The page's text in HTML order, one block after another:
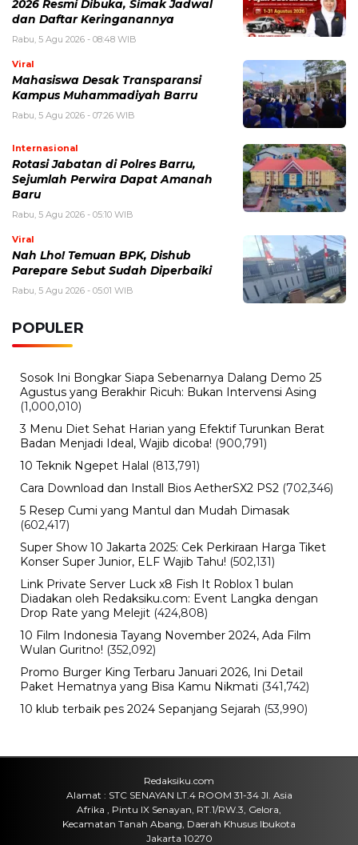
2026 Resmi Dibuka, Simak Jadwal
dan Daftar Keringanannya
Rabu, 5 Agu 2026 - 08:48 WIB
Viral
Mahasiswa Desak Transparansi
Kampus Muhammadiyah Barru
Rabu, 5 Agu 2026 - 07:26 WIB
Internasional
Rotasi Jabatan di Polres Barru,
Sejumlah Perwira Dapat Amanah
Baru
Rabu, 5 Agu 2026 - 05:10 WIB
Viral
Nah Lho! Temuan BPK, Dishub
Parepare Sebut Sudah Diperbaiki
Rabu, 5 Agu 2026 - 05:01 WIB
POPULER
Sosok Ini Bongkar Siapa Sebenarnya Dalang Demo 25
Agustus yang Berakhir Ricuh: Bukan Intervensi Asing
(1,000,010)
3 Menu Diet Sehat Harian yang Efektif Turunkan Berat
Badan Menjadi Ideal, Wajib dicoba! (900,791)
10 Teknik Ngepet Halal (813,791)
Cara Download dan Install Bios AetherSX2 PS2 (702,346)
5 Resep Cumi yang Mantul dan Mudah Dimasak
(602,417)
Super Show 10 Jakarta 2025: Cek Perkiraan Harga Tiket
Konser Super Junior, ELF Wajib Tahu! (502,131)
Link Private Server Luck x8 Fish It Roblox 1 bulan
Diadakan oleh Redaksiku.com: Event Langka dengan
Drop Rate yang Melejit (424,808)
10 Film Indonesia Tayang November 2024, Ada Film
Wulan Guritno! (352,092)
Promo Burger King Terbaru Januari 2026, Ini Detail
Paket Hematnya yang Bisa Kamu Nikmati (341,742)
10 klub terbaik pes 2024 Sepanjang Sejarah (53,990)
Redaksiku.com
Alamat : STC SENAYAN LT.4 ROOM 31-34 Jl. Asia
Afrika , Pintu IX Senayan, RT.1/RW.3, Gelora,
Kecamatan Tanah Abang, Daerah Khusus Ibukota
Jakarta 10270